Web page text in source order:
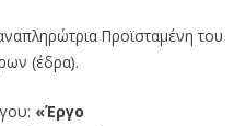
Προϊσταμένη του
(έδρα).
«Έργο